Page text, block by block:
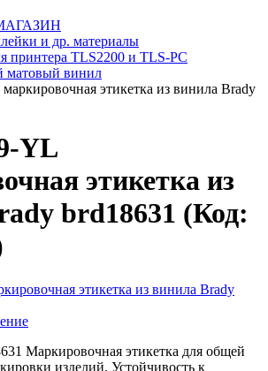
и др. материалы
принтера TLS2200 и TLS-PC
матовый винил
этикетка из винила Brady
YL
этикетка из
brd18631 (Код:
Маркировочная этикетка для общей
изделий. Устойчивость к